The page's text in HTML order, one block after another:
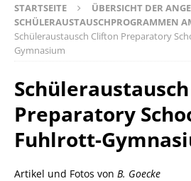
STARTSEITE
ÜBERSICHT DER
SCHÜLERAUSTAUSCHPROGRAMMEN
Schüleraustausch Clifton Preparatory
Gymnasium
Preparatory
Fuhlrott-
Artikel und Fotos von B. Goecke